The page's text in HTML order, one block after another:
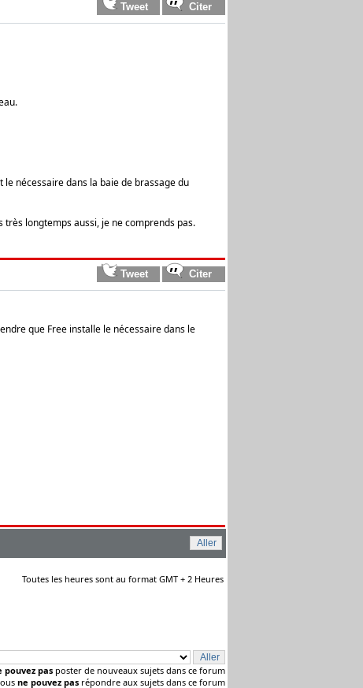
nécessaire dans la baie de brassage du
longtemps aussi, je ne comprends pas.
que Free installe le nécessaire dans le
Toutes les heures sont au format GMT + 2 Heures
pouvez pas poster de nouveaux sujets dans ce forum
ne pouvez pas répondre aux sujets dans ce forum